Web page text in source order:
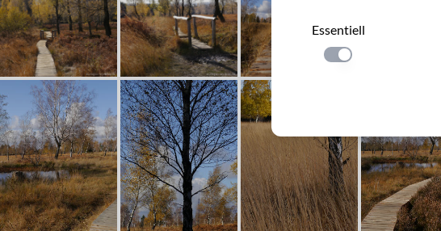
Essentiell
Einstellung anwenden